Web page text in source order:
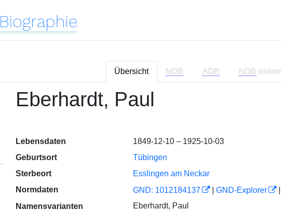
Biographie
Übersicht NDB ADB NDB-online
Eberhardt, Paul
Lebensdaten
1849-12-10 – 1925-10-03
Geburtsort
Tübingen
Sterbeort
Esslingen am Neckar
Normdaten
GND: 1012184137 GND-Explorer
Namensvarianten
Eberhardt, Paul